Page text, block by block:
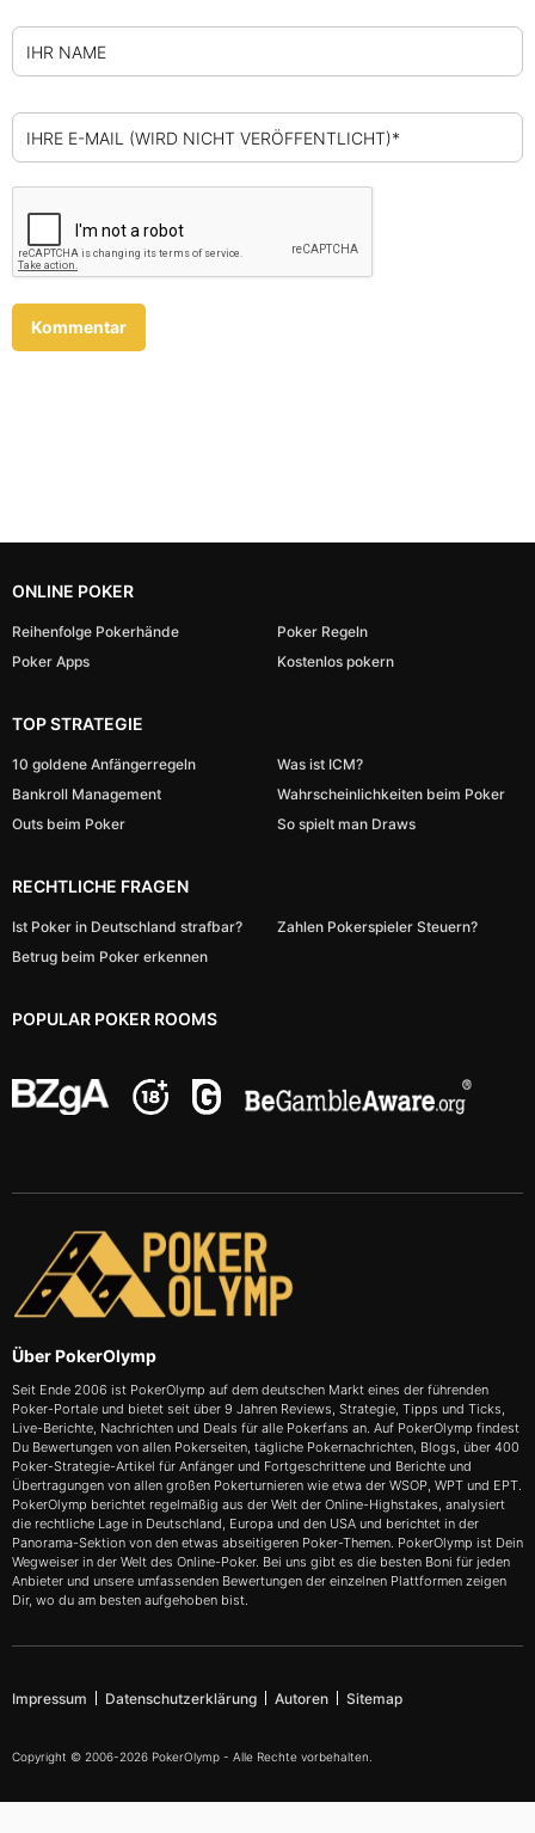
IHR NAME
IHRE E-MAIL (WIRD NICHT VERÖFFENTLICHT)*
ONLINE POKER
Reihenfolge Pokerhände
Poker Apps
Poker Regeln
Kostenlos pokern
TOP STRATEGIE
10 goldene Anfängerregeln
Bankroll Management
Outs beim Poker
Was ist ICM?
Wahrscheinlichkeiten beim Poker
So spielt man Draws
RECHTLICHE FRAGEN
Ist Poker in Deutschland strafbar?
Betrug beim Poker erkennen
Zahlen Pokerspieler Steuern?
POPULAR POKER ROOMS
Über PokerOlymp
Seit Ende 2006 ist PokerOlymp auf dem deutschen Markt eines der führenden
Poker-Portale und bietet seit über 9 Jahren Reviews, Strategie, Tipps und Ticks,
Live-Berichte, Nachrichten und Deals für alle Pokerfans an. Auf PokerOlymp findest
Du Bewertungen von allen Pokerseiten, tägliche Pokernachrichten, Blogs, über 400
Poker-Strategie-Artikel für Anfänger und Fortgeschrittene und Berichte und
Übertragungen von allen großen Pokerturnieren wie etwa der WSOP, WPT und EPT.
PokerOlymp berichtet regelmäßig aus der Welt der Online-Highstakes, analysiert
die rechtliche Lage in Deutschland, Europa und den USA und berichtet in der
Panorama-Sektion von den etwas abseitigeren Poker-Themen. PokerOlymp ist Dein
Wegweiser in der Welt des Online-Poker. Bei uns gibt es die besten Boni für jeden
Anbieter und unsere umfassenden Bewertungen der einzelnen Plattformen zeigen
Dir, wo du am besten aufgehoben bist.
Impressum Datenschutzerklärung Autoren Sitemap
Copyright © 2006-2026 PokerOlymp - Alle Rechte vorbehalten.